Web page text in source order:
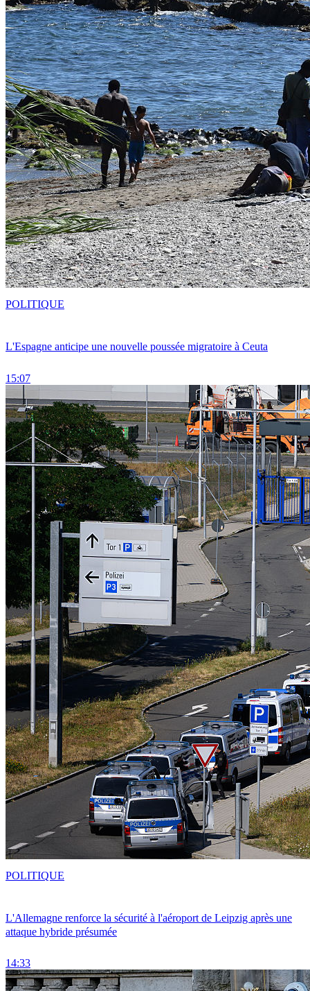
L'Espagne anticipe une nouvelle poussée migratoire à Ceuta
15:07
POLITIQUE
L'Allemagne renforce la sécurité à l'aéroport de Leipzig après une
attaque hybride présumée
14:33
POLITIQUE